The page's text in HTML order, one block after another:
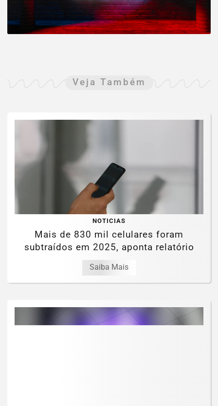
Veja Também
NOTICIAS
Mais de 830 mil celulares foram
subtraídos em 2025, aponta relatório
Saiba Mais